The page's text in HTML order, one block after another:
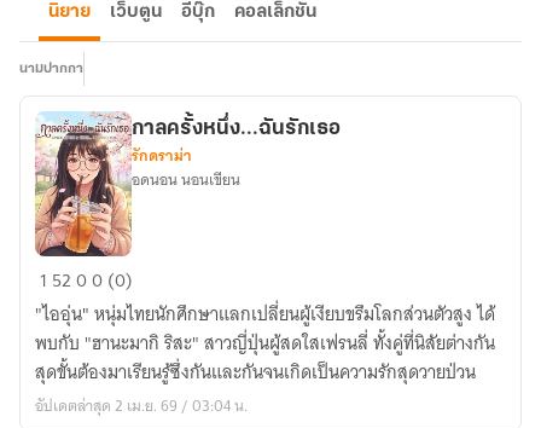
นิยาย เว็บตูน อีบุ๊ก คอลเล็กชัน
นามปากกา
กาล
ครั้ง
หนึ่ง...ฉัน
รัก
เธอ
กาลครั้งหนึ่ง...ฉันรักเธอ
รักดราม่า
อดนอน นอนเขียน
1 5200 (0)
"ไออุ่น" หนุ่มไทยนักศึกษาแลกเปลี่ยนผู้เงียบขรึมโลกส่วนตัวสูง ได้
พบกับ "ฮานะมากิ ริสะ" สาวญี่ปุ่นผู้สดใสเฟรนลี่ ทั้งคู่ที่นิสัยต่างกัน
สุดขั้นต้องมาเรียนรู้ซึ่งกันและกันจนเกิดเป็นความรักสุดวายป่วน
อัปเดตล่าสุด 2 เม.ย. 69 / 03:04 น.